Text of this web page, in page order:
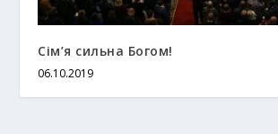
Сім’я сильна Богом!
06.10.2019